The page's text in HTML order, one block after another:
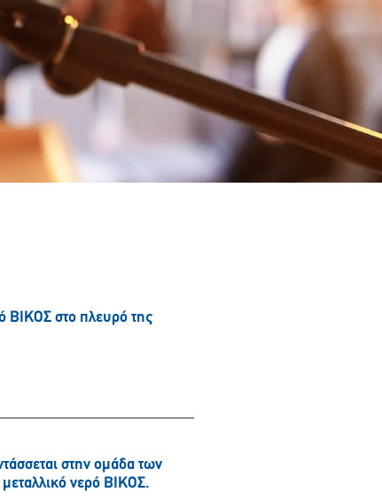
ΒΙΚΟΣ στο πλευρό της
στην ομάδα των
νερό ΒΙΚΟΣ.